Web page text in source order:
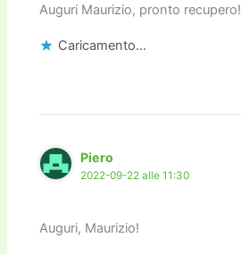
Auguri Maurizio, pronto recupero!
Caricamento...
Piero
2022-09-22 alle 11:30
Auguri, Maurizio!